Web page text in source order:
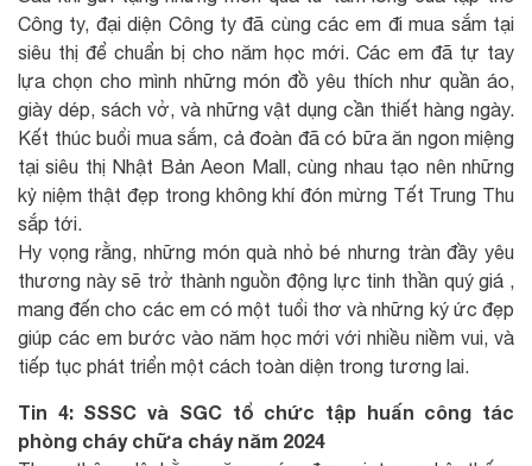
Công ty, đại diện Công ty đã cùng các em đi mua sắm tại
siêu thị để chuẩn bị cho năm học mới. Các em đã tự tay
lựa chọn cho mình những món đồ yêu thích như quần áo,
giày dép, sách vở, và những vật dụng cần thiết hàng ngày.
Kết thúc buổi mua sắm, cả đoàn đã có bữa ăn ngon miệng
tại siêu thị Nhật Bản Aeon Mall, cùng nhau tạo nên những
kỷ niệm thật đẹp trong không khí đón mừng Tết Trung Thu
sắp tới.
Hy vọng rằng, những món quà nhỏ bé nhưng tràn đầy yêu
thương này sẽ trở thành nguồn động lực tinh thần quý giá ,
mang đến cho các em có một tuổi thơ và những ký ức đẹp
giúp các em bước vào năm học mới với nhiều niềm vui, và
tiếp tục phát triển một cách toàn diện trong tương lai.
Tin 4: SSSC và SGC tổ chức tập huấn công tác
phòng cháy chữa cháy năm 2024